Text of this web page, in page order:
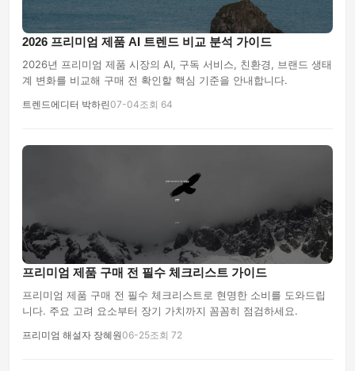
2026 프리미엄 제품 AI 트렌드 비교 분석 가이드
2026년 프리미엄 제품 시장의 AI, 구독 서비스, 친환경, 브랜드 생태
계 변화를 비교해 구매 전 확인할 핵심 기준을 안내합니다.
트렌드에디터 박하린07-04조회 64
프리미엄 제품 구매 전 필수 체크리스트 가이드
프리미엄 제품 구매 전 필수 체크리스트로 현명한 소비를 도와드립
니다. 주요 고려 요소부터 장기 가치까지 꼼꼼히 점검하세요.
프리미엄 해설자 장혜원06-25조회 72